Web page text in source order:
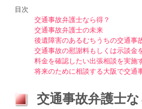
目次
交通事故弁護士なら得？
交通事故弁護士の未来
後遺障害のあるむちうちの交通事
交通事故の慰謝料もしくは示談金
料金を確認したい出張相談を実施
将来のために相談する大阪で交通
交通事故弁護士な